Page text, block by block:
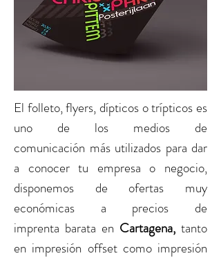
El folleto, flyers, dípticos o trípticos es
uno de los medios de
comunicación más utilizados para dar
a conocer tu empresa o negocio,
disponemos de ofertas muy
económicas a precios de
imprenta barata en Cartagena, tanto
en impresión offset como impresión